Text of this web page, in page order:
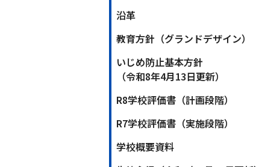
沿革
教育方針（グランドデザイン）
いじめ防止基本方針
（令和8年4月13日更新）
R8学校評価書（計画段階）
R7学校評価書（実施段階）
学校概要資料